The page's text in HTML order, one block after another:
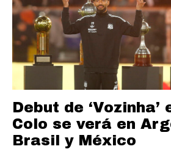
Debut de ‘Vozinha’
Colo se verá en
Brasil y México